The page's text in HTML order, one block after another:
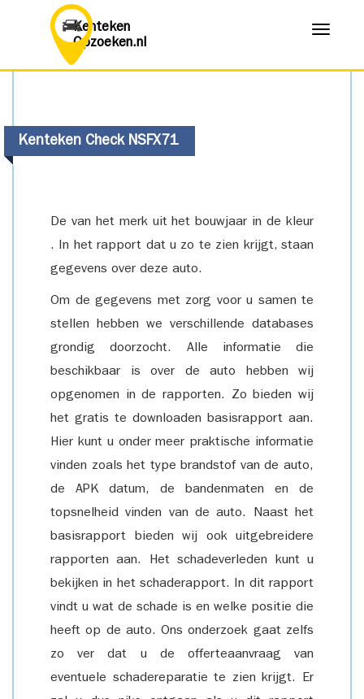
Kenteken
Opzoeken.nl
Menu
Kenteken Check NSFX71
De van het merk uit het bouwjaar in de kleur
. In het rapport dat u zo te zien krijgt, staan
gegevens over deze auto.
Om de gegevens met zorg voor u samen te
stellen hebben we verschillende databases
grondig doorzocht. Alle informatie die
beschikbaar is over de auto hebben wij
opgenomen in de rapporten. Zo bieden wij
het gratis te downloaden basisrapport aan.
Hier kunt u onder meer praktische informatie
vinden zoals het type brandstof van de auto,
de APK datum, de bandenmaten en de
topsnelheid vinden van de auto. Naast het
basisrapport bieden wij ook uitgebreidere
rapporten aan. Het schadeverleden kunt u
bekijken in het schaderapport. In dit rapport
vindt u wat de schade is en welke positie die
heeft op de auto. Ons onderzoek gaat zelfs
zo ver dat u de offerteaanvraag van
eventuele schadereparatie te zien krijgt. Er